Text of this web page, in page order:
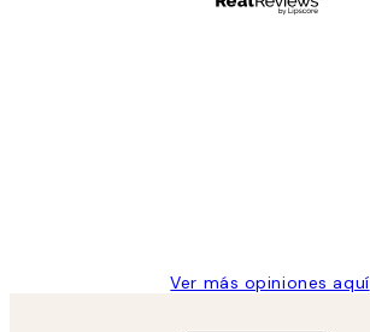
Ver más opiniones aquí